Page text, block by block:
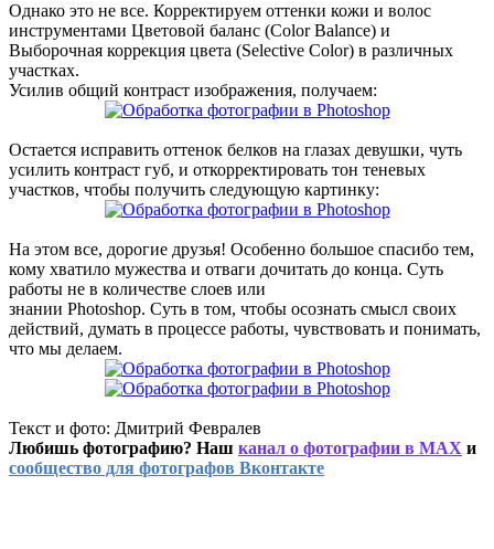
Однако это не все. Корректируем оттенки кожи и волос
инструментами Цветовой баланс (Color Balance) и
Выборочная коррекция цвета (Selective Color) в различных
участках.
Усилив общий контраст изображения, получаем:
Остается исправить оттенок белков на глазах девушки, чуть
усилить контраст губ, и откорректировать тон теневых
участков, чтобы получить следующую картинку:
На этом все, дорогие друзья! Особенно большое спасибо тем,
кому хватило мужества и отваги дочитать до конца. Суть
работы не в количестве слоев или
знании Photoshop. Суть в том, чтобы осознать смысл своих
действий, думать в процессе работы, чувствовать и понимать,
что мы делаем.
Текст и фото: Дмитрий Февралев
Любишь фотографию? Наш канал о фотографии в MAX и
сообщество для фотографов Вконтакте